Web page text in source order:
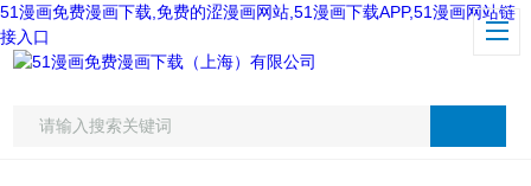
51漫画免费漫画下载,免费的涩漫画网站,51漫画下载APP,51漫画网站链
接入口